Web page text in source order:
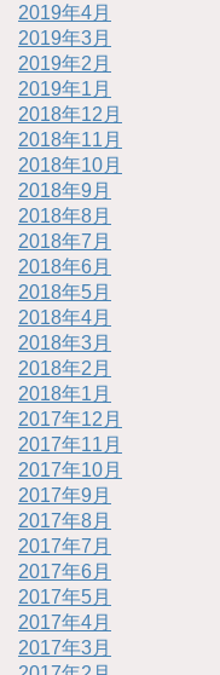
2019年4月
2019年3月
2019年2月
2019年1月
2018年12月
2018年11月
2018年10月
2018年9月
2018年8月
2018年7月
2018年6月
2018年5月
2018年4月
2018年3月
2018年2月
2018年1月
2017年12月
2017年11月
2017年10月
2017年9月
2017年8月
2017年7月
2017年6月
2017年5月
2017年4月
2017年3月